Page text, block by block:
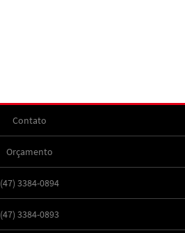
Contato
Orçamento
(47) 3384-0894
(47) 3384-0893